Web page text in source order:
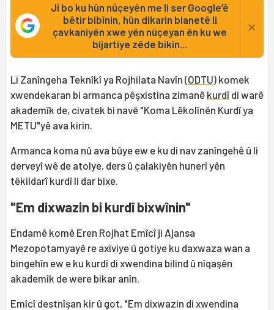
Ji bo ku hûn nûçeyên me li ser Google’ê
bêtir bibînin, hûn dikarin bianetê li
çavkaniyên xwe yên nûçeyan ên ku we
bijartiye zêde bikin...
×
Li Zanîngeha Teknîkî ya Rojhilata Navîn (ODTU) komek
xwendekaran bi armanca pêşxistina zimanê kurdî di warê
akademîk de, civatek bi navê "Koma Lêkolînên Kurdî ya
METU"yê ava kirin.
Armanca koma nû ava bûye ew e ku di nav zanîngehê û li
derveyî wê de atolye, ders û çalakiyên hunerî yên
têkildarî kurdî li dar bixe.
"Em dixwazin bi kurdî bixwînin"
Endamê komê Eren Rojhat Emîcî ji Ajansa
Mezopotamyayê re axiviye û gotiye ku daxwaza wan a
bingehîn ew e ku kurdî di xwendina bilind û nîqaşên
akademîk de were bikar anîn.
Emîcî destnîşan kir û got, "Em dixwazin di xwendina